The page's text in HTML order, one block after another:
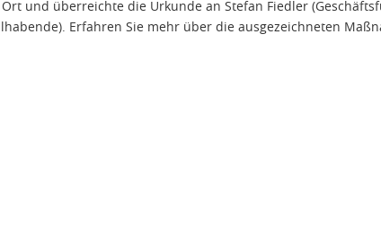
und überreichte die Urkunde an Stefan Fiedler
Erfahren Sie mehr über die ausgezeichneten